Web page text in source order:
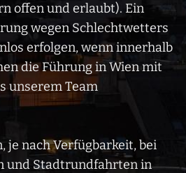
offen und erlaubt). Ein
wegen Schlechtwetters
erfolgen, wenn innerhalb
die Führung in Wien mit
unserem Team
je nach Verfügbarkeit, bei
und Stadtrundfahrten in